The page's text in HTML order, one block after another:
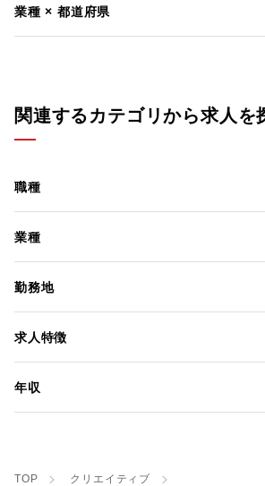
業種 × 都道府県
関連するカテゴリから求人を
職種
業種
勤務地
求人特徴
年収
TOP クリエイティブ